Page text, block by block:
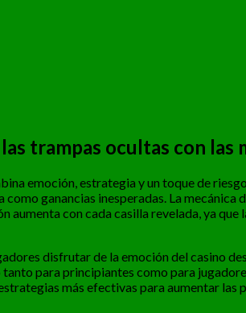
trampas ocultas con las
emoción, estrategia y un toque de
ganancias inesperadas. La mecánica
con cada casilla revelada, ya
disfrutar de la emoción del casino
para principiantes como para
más efectivas para aumentar las